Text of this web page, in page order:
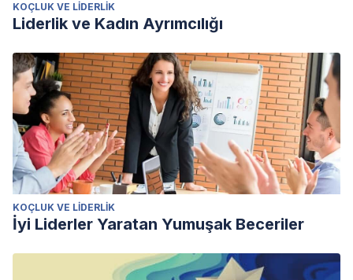
KOÇLUK VE LIDERLIK
Liderlik ve Kadın Ayrımcılığı
KOÇLUK VE LIDERLIK
İyi Liderler Yaratan Yumuşak Beceriler